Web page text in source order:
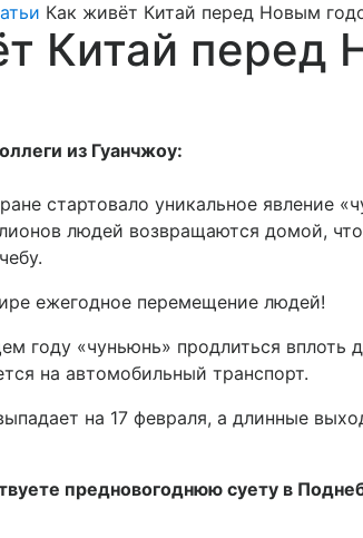
Как живёт Китай перед Новым
Китай перед
из Гуанчжоу:
стартовало уникальное явление
людей возвращаются домой,
ежегодное перемещение людей!
году «чуньюнь» продлиться
на автомобильный транспорт.
на 17 февраля, а длинные
предновогоднюю суету в